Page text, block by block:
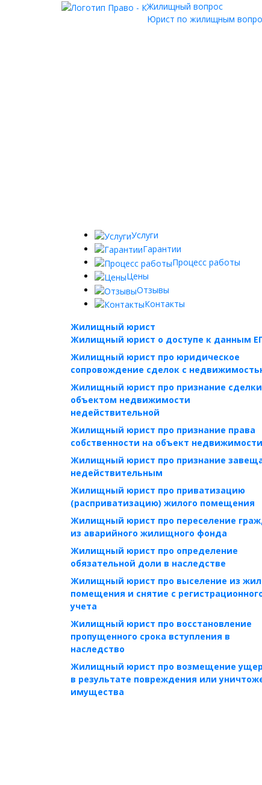
Жилищный вопрос
Юрист по жилищным
Услуги
Гарантии
Процесс работы
Цены
Отзывы
Контакты
Жилищный юрист
Жилищный юрист о доступе к данным
Жилищный юрист про юридическое
сопровождение сделок с
Жилищный юрист про признание сделки
объектом недвижимости
недействительной
Жилищный юрист про признание права
собственности на объект недвижимости
Жилищный юрист про признание
недействительным
Жилищный юрист про приватизацию
(расприватизацию) жилого помещения
Жилищный юрист про переселение
из аварийного жилищного фонда
Жилищный юрист про определение
обязательной доли в наследстве
Жилищный юрист про выселение из
помещения и снятие с
учета
Жилищный юрист про восстановление
пропущенного срока вступления в
наследство
Жилищный юрист про возмещение
в результате повреждения или
имущества